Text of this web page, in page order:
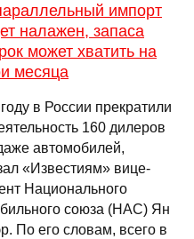
импорт
налажен, запаса
может хватить на
месяца
в России прекратили
160 дилеров
автомобилей,
«Известиям» вице-
Национального
союза (НАС) Ян
По его словам, всего в